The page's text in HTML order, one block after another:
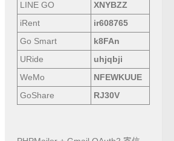
LINE GO
XNYBZZ
iRent
ir608765
Go Smart
k8FAn
URide
uhjqbji
WeMo
NFEWKUUE
GoShare
RJ30V